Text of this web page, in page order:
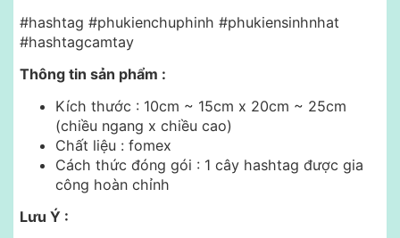
#hashtag #phukienchuphinh #phukiensinhnhat
#hashtagcamtay
Thông tin sản phẩm :
Kích thước : 10cm ~ 15cm x 20cm ~ 25cm
(chiều ngang x chiều cao)
Chất liệu : fomex
Cách thức đóng gói : 1 cây hashtag được gia
công hoàn chỉnh
Lưu Ý :